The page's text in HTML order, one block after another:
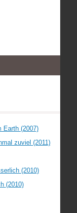
Earth (2007)
zuviel (2011)
(2010)
(2010)